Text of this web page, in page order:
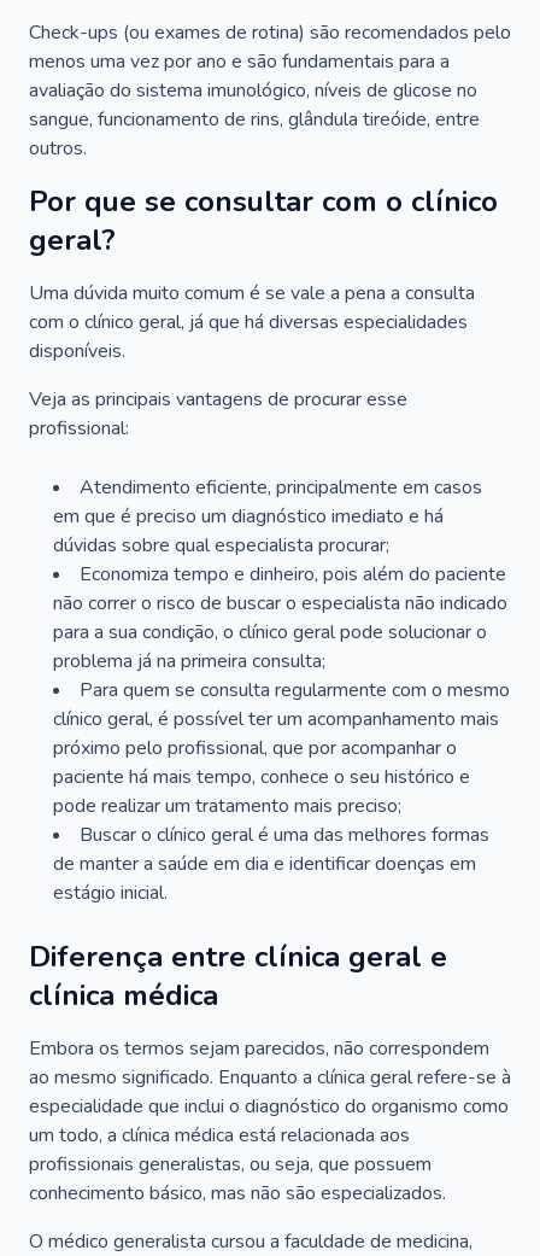
Check-ups (ou exames de rotina) são recomendados pelo
menos uma vez por ano e são fundamentais para a
avaliação do sistema imunológico, níveis de glicose no
sangue, funcionamento de rins, glândula tireóide, entre
outros.
Por que se consultar com o clínico
geral?
Uma dúvida muito comum é se vale a pena a consulta
com o clínico geral, já que há diversas especialidades
disponíveis.
Veja as principais vantagens de procurar esse
profissional:
Atendimento eficiente, principalmente em casos
em que é preciso um diagnóstico imediato e há
dúvidas sobre qual especialista procurar;
Economiza tempo e dinheiro, pois além do paciente
não correr o risco de buscar o especialista não indicado
para a sua condição, o clínico geral pode solucionar o
problema já na primeira consulta;
Para quem se consulta regularmente com o mesmo
clínico geral, é possível ter um acompanhamento mais
próximo pelo profissional, que por acompanhar o
paciente há mais tempo, conhece o seu histórico e
pode realizar um tratamento mais preciso;
Buscar o clínico geral é uma das melhores formas
de manter a saúde em dia e identificar doenças em
estágio inicial.
Diferença entre clínica geral e
clínica médica
Embora os termos sejam parecidos, não correspondem
ao mesmo significado. Enquanto a clínica geral refere-se à
especialidade que inclui o diagnóstico do organismo como
um todo, a clínica médica está relacionada aos
profissionais generalistas, ou seja, que possuem
conhecimento básico, mas não são especializados.
O médico generalista cursou a faculdade de medicina,